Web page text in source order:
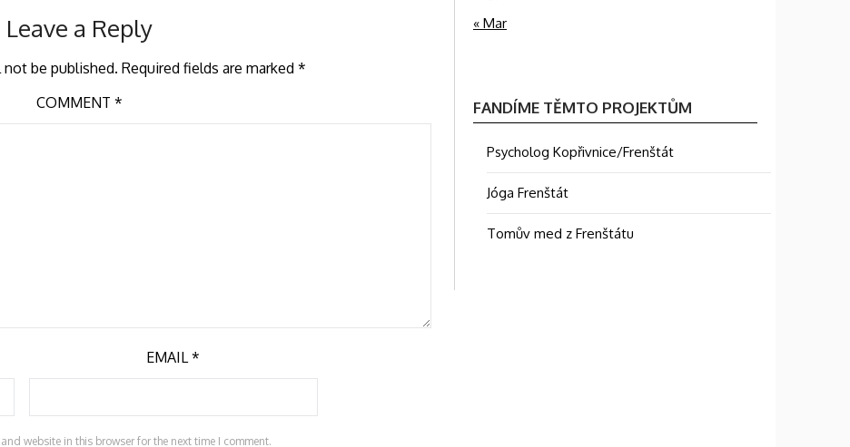
Leave a Reply
not be published. Required fields are marked *
COMMENT *
EMAIL*
website in this browser for the next time I comment.
« Mar
FANDÍME TĚMTO PROJEKTŮM
Psycholog Kopřivnice/Frenštát
Jóga Frenštát
Tomův med z Frenštátu